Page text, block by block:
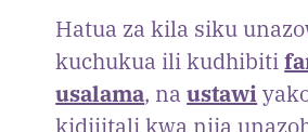
Hatua za kila siku
kuchukua ili kudhibiti
usalama, naustawi
kidijitali kwa njia